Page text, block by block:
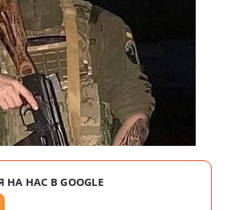
НАС В GOOGLE